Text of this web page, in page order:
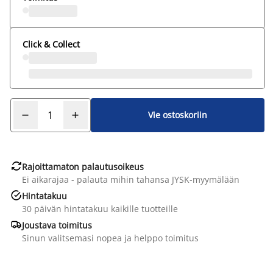
Click & Collect
Vie ostoskoriin
Rajoittamaton palautusoikeus
Ei aikarajaa - palauta mihin tahansa JYSK-myymälään
Hintatakuu
30 päivän hintatakuu kaikille tuotteille
Joustava toimitus
Sinun valitsemasi nopea ja helppo toimitus